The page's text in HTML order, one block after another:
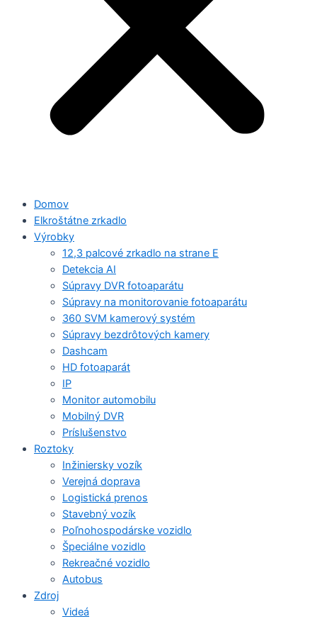
Domov
Elkroštátne zrkadlo
Výrobky
12,3 palcové zrkadlo na strane E
Detekcia AI
Súpravy DVR fotoaparátu
Súpravy na monitorovanie fotoaparátu
360 SVM kamerový systém
Súpravy bezdrôtových kamery
Dashcam
HD fotoaparát
IP
Monitor automobilu
Mobilný DVR
Príslušenstvo
Roztoky
Inžiniersky vozík
Verejná doprava
Logistická prenos
Stavebný vozík
Poľnohospodárske vozidlo
Špeciálne vozidlo
Rekreačné vozidlo
Autobus
Zdroj
Videá